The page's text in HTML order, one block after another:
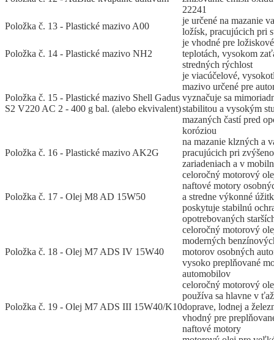
22241
Položka č. 13 - Plastické mazivo A00
je určené na mazanie
ložísk, pracujúcich pri
Položka č. 14 - Plastické mazivo NH2
je vhodné pre
teplotách, vysokom
stredných rýchlost
Položka č. 15 - Plastické mazivo Shell Gadus
S2 V220 AC 2 - 400 g bal. (alebo ekvivalent)
je viacúčelové,
mazivo určené pre
vyznačuje sa
stabilitou a vysokým
mazaných častí pred
koróziou
Položka č. 16 - Plastické mazivo AK2G
na mazanie klzných a
pracujúcich pri
zariadeniach a v
Položka č. 17 - Olej M8 AD 15W50
celoročný motorový
naftové motory
a stredne výkonné
poskytuje stabilnú
opotrebovaných
Položka č. 18 - Olej M7 ADS IV 15W40
celoročný motorový
moderných
motorov osobných
vysoko preplňované
automobilov
Položka č. 19 - Olej M7 ADS III 15W40/K10
celoročný motorový
používa sa hlavne v
doprave, lodnej a
vhodný pre
naftové motory